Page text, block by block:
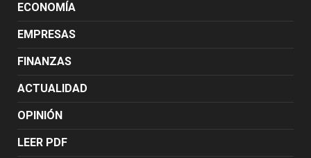
ECONOMÍA
EMPRESAS
FINANZAS
ACTUALIDAD
OPINIÓN
LEER PDF